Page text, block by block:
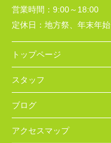
営業時間： 9:00～18:00
定休日： 地方祭、年末年始
トップページ
スタッフ
ブログ
アクセスマップ